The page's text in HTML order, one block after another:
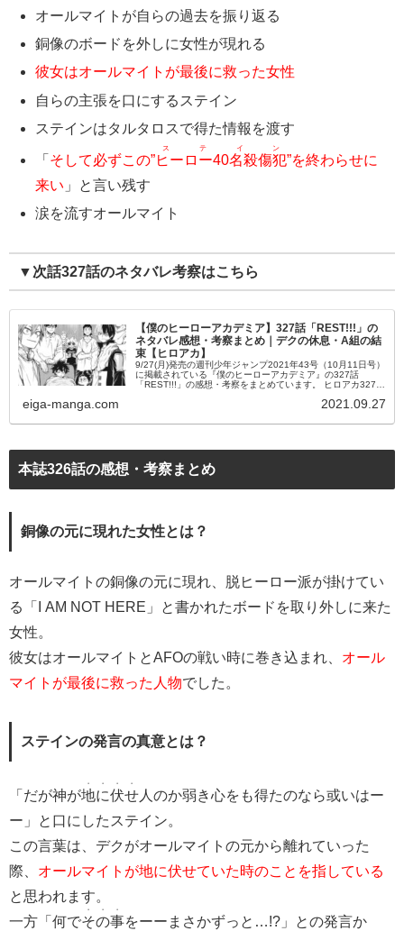
オールマイトが自らの過去を振り返る
銅像のボードを外しに女性が現れる
彼女はオールマイトが最後に救った女性
自らの主張を口にするステイン
ステインはタルタロスで得た情報を渡す
「 そして必ずこの”ヒーロー40名殺傷犯
ステイン
”を終わらせに
来い 」と言い残す
涙を流すオールマイト
▼次話327話のネタバレ考察はこちら
【僕のヒーローアカデミア】327話「REST!!!」の
ネタバレ感想・考察まとめ｜デクの休息・A組の結
束【ヒロアカ】
9/27(月)発売の週刊少年ジャンプ2021年43号（10月11日号）
に掲載されている『僕のヒーローアカデミア』の327話
「REST!!!」の感想・考察をまとめています。 ヒロアカ327話
eiga-manga.com 2021.09.27
本誌326話の感想・考察まとめ
銅像の元に現れた女性とは？
オールマイトの銅像の元に現れ、脱ヒーロー派が掛けてい
る「I AM NOT HERE」と書かれたボードを取り外しに来た
女性。
彼女はオールマイトとAFOの戦い時に巻き込まれ、 オール
マイトが最後に救った人物でした。
ステインの発言の真意とは？
「だが神が地に伏せ
・・・・
人のか弱き心をも得たのなら或いはー
ー」と口にしたステイン。
この言葉は、デクがオールマイトの元から離れていった
際、 オールマイトが地に伏せていた時のことを指している
と思われます。
一方「何でその事
・・・
をーーまさかずっと…!?」との発言か